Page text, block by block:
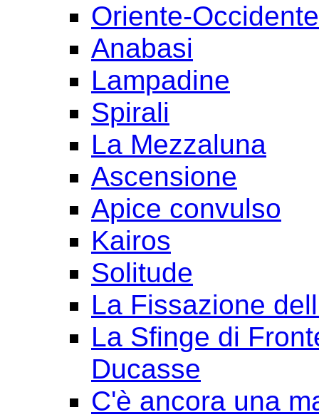
Oriente-
Anabasi
Lampadine
Spirali
La Mezzaluna
Ascensione
Apice convulso
Kairos
Solitude
La Fissazione
La Sfinge di
Ducasse
C'è ancora una